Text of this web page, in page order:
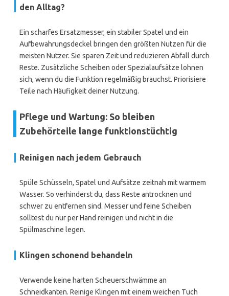
den Alltag?
Ein scharfes Ersatzmesser, ein stabiler Spatel und ein
Aufbewahrungsdeckel bringen den größten Nutzen für die
meisten Nutzer. Sie sparen Zeit und reduzieren Abfall durch
Reste. Zusätzliche Scheiben oder Spezialaufsätze lohnen
sich, wenn du die Funktion regelmäßig brauchst. Priorisiere
Teile nach Häufigkeit deiner Nutzung.
Pflege und Wartung: So bleiben
Zubehörteile lange funktionstüchtig
Reinigen nach jedem Gebrauch
Spüle Schüsseln, Spatel und Aufsätze zeitnah mit warmem
Wasser. So verhinderst du, dass Reste antrocknen und
schwer zu entfernen sind. Messer und feine Scheiben
solltest du nur per Hand reinigen und nicht in die
Spülmaschine legen.
Klingen schonend behandeln
Verwende keine harten Scheuerschwämme an
Schneidkanten. Reinige Klingen mit einem weichen Tuch